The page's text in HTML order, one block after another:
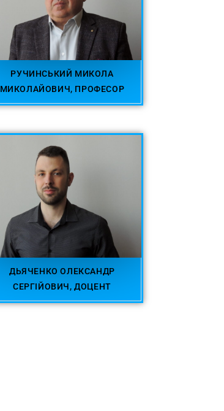
РУЧИНСЬКИЙ МИКОЛА
МИКОЛАЙОВИЧ, ПРОФЕСОР
ДЬЯЧЕНКО ОЛЕКСАНДР
СЕРГІЙОВИЧ, ДОЦЕНТ